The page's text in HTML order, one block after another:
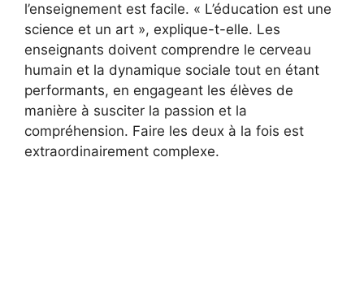
l’enseignement est facile. « L’éducation est une
science et un art », explique-t-elle. Les
enseignants doivent comprendre le cerveau
humain et la dynamique sociale tout en étant
performants, en engageant les élèves de
manière à susciter la passion et la
compréhension. Faire les deux à la fois est
extraordinairement complexe.